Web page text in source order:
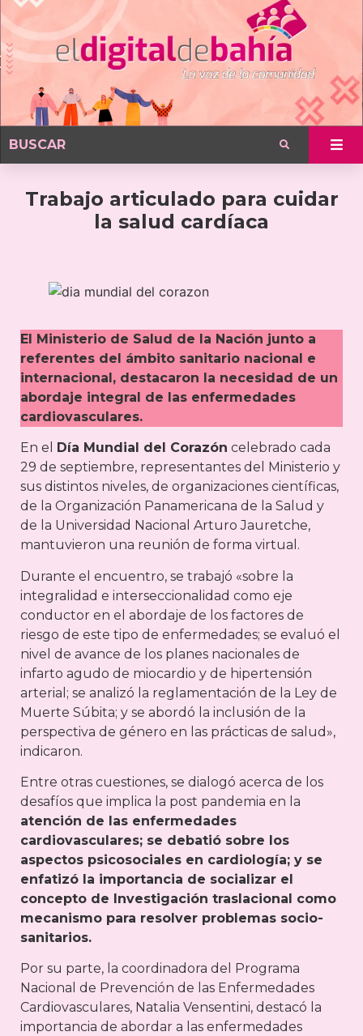
Trabajo articulado para cuidar
la salud cardíaca
El Ministerio de Salud de la Nación junto a
referentes del ámbito sanitario nacional e
internacional, destacaron la necesidad de un
abordaje integral de las enfermedades
cardiovasculares.
En el Día Mundial del Corazón celebrado cada
29 de septiembre, representantes del Ministerio y
sus distintos niveles, de organizaciones científicas,
de la Organización Panamericana de la Salud y
de la Universidad Nacional Arturo Jauretche,
mantuvieron una reunión de forma virtual.
Durante el encuentro, se trabajó «sobre la
integralidad e interseccionalidad como eje
conductor en el abordaje de los factores de
riesgo de este tipo de enfermedades; se evaluó el
nivel de avance de los planes nacionales de
infarto agudo de miocardio y de hipertensión
arterial; se analizó la reglamentación de la Ley de
Muerte Súbita; y se abordó la inclusión de la
perspectiva de género en las prácticas de salud»,
indicaron.
Entre otras cuestiones, se dialogó acerca de los
desafíos que implica la post pandemia en la
atención de las enfermedades
cardiovasculares; se debatió sobre los
aspectos psicosociales en cardiología; y se
enfatizó la importancia de socializar el
concepto de Investigación traslacional como
mecanismo para resolver problemas socio-
sanitarios.
Por su parte, la coordinadora del Programa
Nacional de Prevención de las Enfermedades
Cardiovasculares, Natalia Vensentini, destacó la
importancia de abordar a las enfermedades